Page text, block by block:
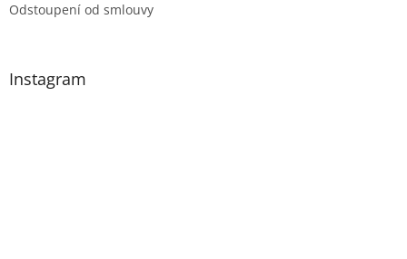
Odstoupení od smlouvy
Instagram